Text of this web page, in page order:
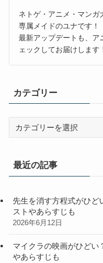
ネトゲ・アニメ・マンガ
専属メイドのユナです！
最新アップデートも、ア
ェックしてお届けします
カテゴリー
リ
最近の記事
先生を消す方程式がひど
ストやあらすじも
2026年6月12日
マイクラの映画がひどい
やあらすじも